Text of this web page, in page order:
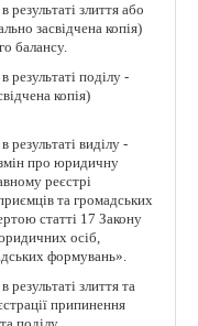
злиття або
засвідчена копія)
балансу.
результаті поділу -
копія)
виділу -
про юридичну
реєстрі
та громадських
статті 17 Закону
осіб,
формувань».
злиття та
припинення